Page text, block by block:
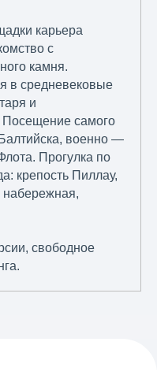
карьера
с
камня.
в средневековые
и
Посещение самого
военно —
Прогулка по
крепость Пиллау,
набережная,
свободное